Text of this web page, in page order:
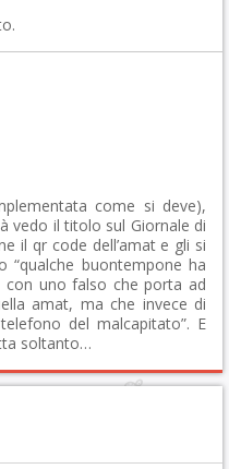
come si deve),
vedo il titolo sul Giornale di
il qr code dell’amat e gli si
buontempone ha
con uno falso che porta ad
amat, ma che invece di
del malcapitato”. E
soltanto…